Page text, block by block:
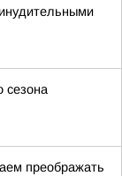
сезона
преображать